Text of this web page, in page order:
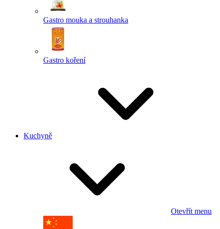
Gastro mouka a strouhanka
Gastro koření
Kuchyně
Otevřít menu